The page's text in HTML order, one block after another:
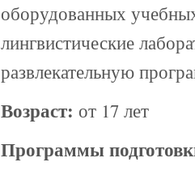
оборудованных
лингвистические
развлекательную
Возраст: от 17 лет
Программы